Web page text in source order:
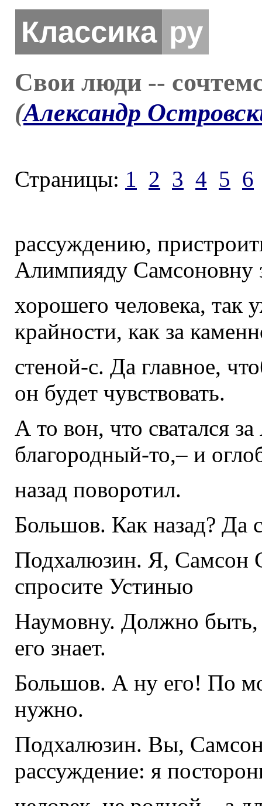
Классика ру
Свои люди --
(Александр
Страницы: 1 2 3 4 5 6
рассуждению,
Алимпияду Самсоновну
хорошего человека, так
крайности, как за
стеной-с. Да главное,
он будет чувствовать.
А то вон, что сватался
благородный-то,– и
назад поворотил.
Большов. Как назад? Да
Подхалюзин. Я, Самсон
спросите Устиныо
Наумовну. Должно
его знает.
Большов. А ну его! По
нужно.
Подхалюзин. Вы,
рассуждение: я